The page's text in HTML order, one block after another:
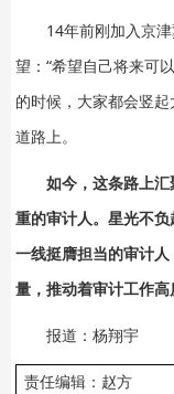
14年前刚加入京
望：“希望自己将来可
的时候，大家都会竖
道路上。
如今，这条路上
重的审计人。星光不
一线挺膺担当的审计
量，推动着审计工作高
报道：杨翔宇
责任编辑：赵方